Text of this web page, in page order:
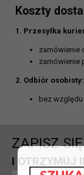
Koszty
1. Przesyłka
zamówienie
zamówienie
2. Odbiór osobisty:
bez
ZAPISZ
I OTRZYMUJ